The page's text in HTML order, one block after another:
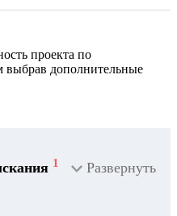
проекта по
выбрав дополнительные
1 Развернуть